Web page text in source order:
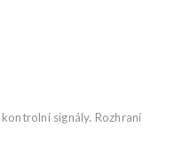
signály. Rozhraní